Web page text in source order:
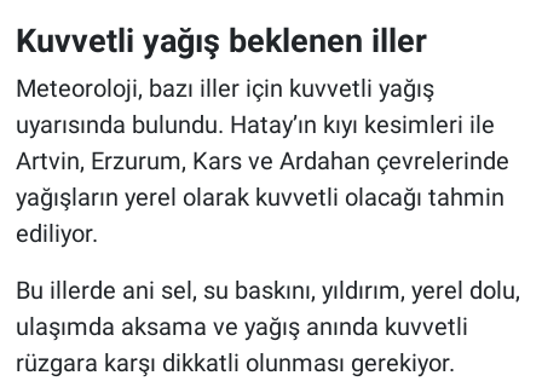
Kuvvetli yağış beklenen iller
Meteoroloji, bazı iller için kuvvetli yağış
uyarısında bulundu. Hatay’ın kıyı kesimleri ile
Artvin, Erzurum, Kars ve Ardahan çevrelerinde
yağışların yerel olarak kuvvetli olacağı tahmin
ediliyor.
Bu illerde ani sel, su baskını, yıldırım, yerel dolu,
ulaşımda aksama ve yağış anında kuvvetli
rüzgara karşı dikkatli olunması gerekiyor.